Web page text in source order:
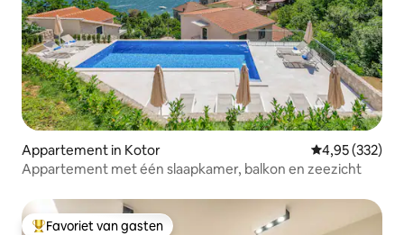
Appartement in Kotor Gemiddelde
4,95 (332)
Appartement met één slaapkamer, balkon en zeezicht
Favoriet van gasten